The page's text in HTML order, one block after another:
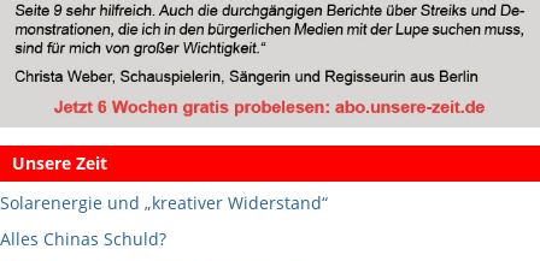
Unsere Zeit
Solarenergie und „kreativer Widerstand“
Alles Chinas Schuld?